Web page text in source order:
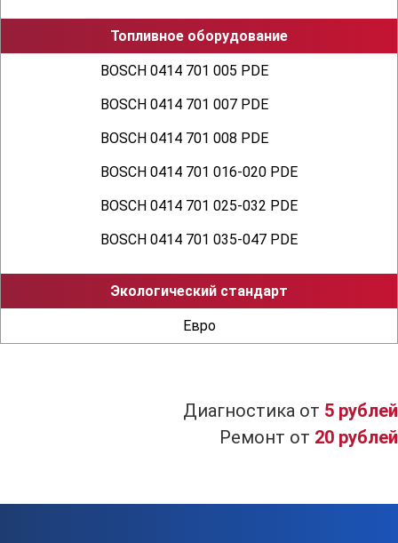
Топливное оборудование
BOSCH 0414 701 005 PDE
BOSCH 0414 701 007 PDE
BOSCH 0414 701 008 PDE
BOSCH 0414 701 016-020 PDE
BOSCH 0414 701 025-032 PDE
BOSCH 0414 701 035-047 PDE
Экологический стандарт
Евро
Диагностика от 5 рублей
Ремонт от 20 рублей